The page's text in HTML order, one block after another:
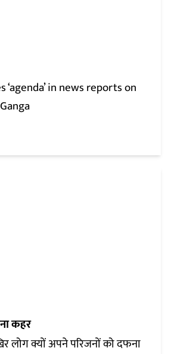
‘agenda’ in news reports on
कहर
लोग क्यों अपने परिजनों को दफना